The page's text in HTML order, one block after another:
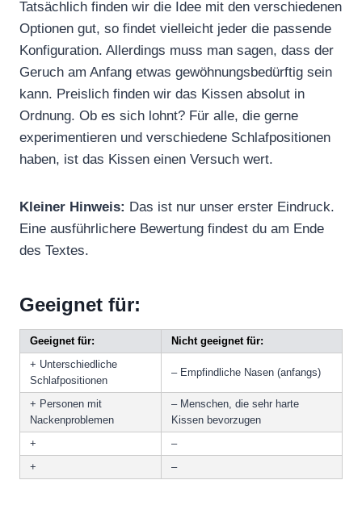
Tatsächlich finden wir die Idee mit den verschiedenen
Optionen gut, so findet vielleicht jeder die passende
Konfiguration. Allerdings muss man sagen, dass der
Geruch am Anfang etwas gewöhnungsbedürftig sein
kann. Preislich finden wir das Kissen absolut in
Ordnung. Ob es sich lohnt? Für alle, die gerne
experimentieren und verschiedene Schlafpositionen
haben, ist das Kissen einen Versuch wert.
Kleiner Hinweis: Das ist nur unser erster Eindruck.
Eine ausführlichere Bewertung findest du am Ende
des Textes.
Geeignet für:
Geeignet für:
Nicht geeignet für:
+ Unterschiedliche
Schlafpositionen
– Empfindliche Nasen (anfangs)
+ Personen mit
Nackenproblemen
– Menschen, die sehr harte
Kissen bevorzugen
+
–
+
–